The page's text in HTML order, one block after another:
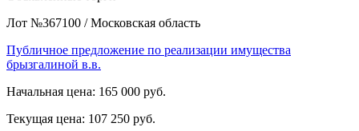
Лот №367100 / Московская область
Публичное предложение по реализации имущества
брызгалиной в.в.
Начальная цена: 165 000 руб.
Текущая цена: 107 250 руб.